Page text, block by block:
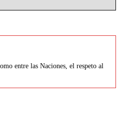
entre las Naciones, el respeto al